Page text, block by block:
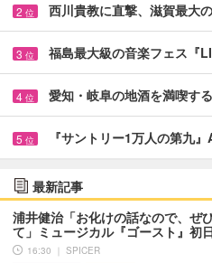
2 位 西川貴教に直撃、滋賀最大
3 位 福島最大級の音楽フェス『
4 位 愛知・岐阜の地酒を満喫す
5 位 『サントリー1万人の第九
最新記事
浦井健治「お化けの話なので、ぜ
て」ミュージカル『ゴースト』初
16:30 ｜ SPICER